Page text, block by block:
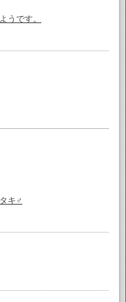
うです。
キ♂